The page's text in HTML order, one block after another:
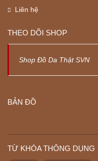
Liên hệ
THEO DÕI SHOP
Shop Đồ Da Thật SVN
BẢN ĐỒ
TỪ KHÓA THÔNG DỤNG